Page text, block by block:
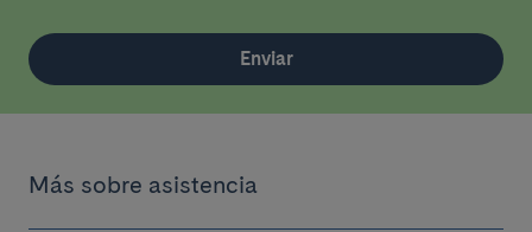
Enviar
Más sobre asistencia